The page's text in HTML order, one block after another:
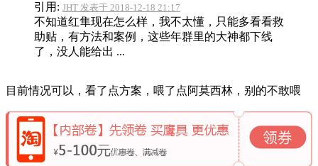
引用: JHT 发表于 2018-12-18 21:17
不知道红隼现在怎么样，我不太懂，只能多看看救
助贴，有方法和案例，这些年群里的大神都下线
了，没人能给出 ...
目前情况可以，看了点方案，喂了点阿莫西林，别的不敢喂